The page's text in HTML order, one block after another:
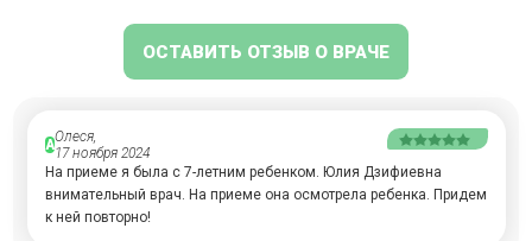
ОСТАВИТЬ ОТЗЫВ О ВРАЧЕ
АОлеся,
17 ноября 2024
На приеме я была с 7-летним ребенком. Юлия Дзифиевна
внимательный врач. На приеме она осмотрела ребенка. Придем
к ней повторно!